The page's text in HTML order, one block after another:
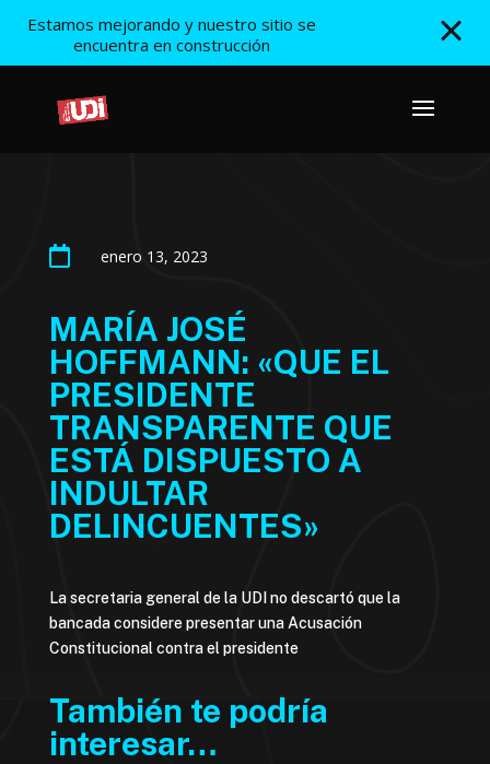
Estamos mejorando y nuestro sitio se
encuentra en construcción
 enero 13, 2023
MARÍA JOSÉ
HOFFMANN: «QUE EL
PRESIDENTE
TRANSPARENTE QUE
ESTÁ DISPUESTO A
INDULTAR
DELINCUENTES»
La secretaria general de la UDI no descartó que la
bancada considere presentar una Acusación
Constitucional contra el presidente
También te podría
interesar…